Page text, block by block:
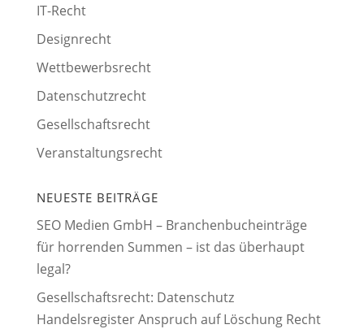
IT-Recht
Designrecht
Wettbewerbsrecht
Datenschutzrecht
Gesellschaftsrecht
Veranstaltungsrecht
NEUESTE BEITRÄGE
SEO Medien GmbH – Branchenbucheinträge
für horrenden Summen – ist das überhaupt
legal?
Gesellschaftsrecht: Datenschutz
Handelsregister Anspruch auf Löschung Recht